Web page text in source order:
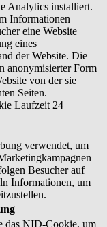
Analytics installiert.
Informationen
eine Website
eines
der Website. Die
anonymisierter Form
von der sie
Seiten.
Laufzeit 24
verwendet, um
Besucher auf
Informationen, um
das NID-Cookie, um